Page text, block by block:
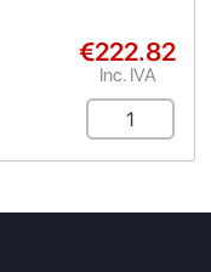
€222.82
Inc. IVA